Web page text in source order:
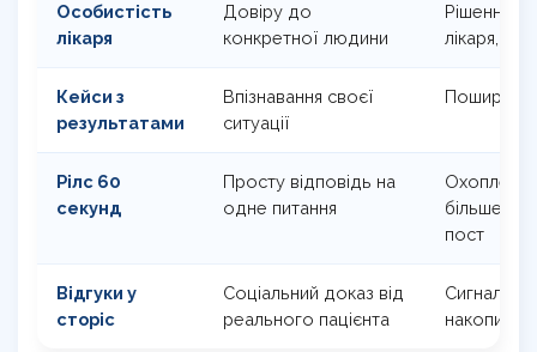
Особистість
лікаря
Довіру до
конкретної людини
Рішення
лікаря, а
Кейси з
результатами
Впізнавання своєї
ситуації
Поширення
Рілс 60
секунд
Просту відповідь на
одне питання
Охоплення
більше
пост
Відгуки у
сторіс
Соціальний доказ від
реального пацієнта
Сигнал